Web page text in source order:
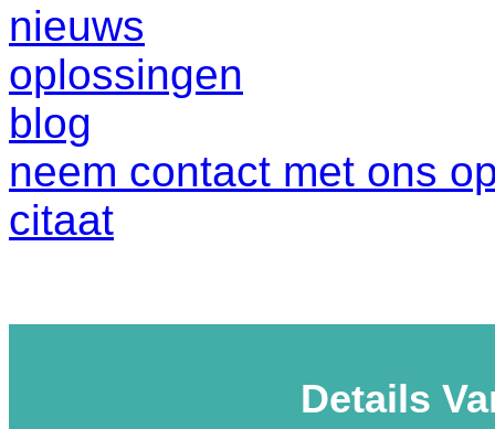
nieuws
oplossingen
blog
neem contact met ons
citaat
Details